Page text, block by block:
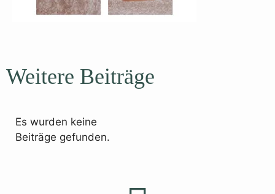
Weitere Beiträge
Es wurden keine
Beiträge gefunden.